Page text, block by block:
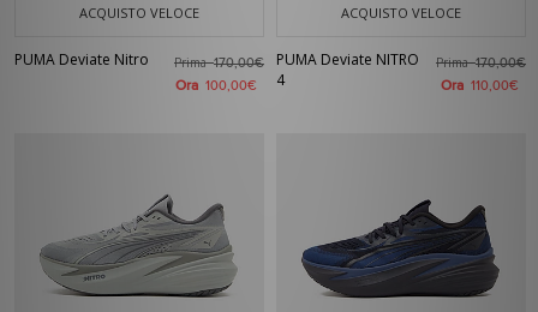
ACQUISTO VELOCE
PUMA Deviate Nitro Prima170,00€
Ora 100,00€
ACQUISTO VELOCE
PUMA Deviate NITRO
4
Prima170,00€
Ora 110,00€